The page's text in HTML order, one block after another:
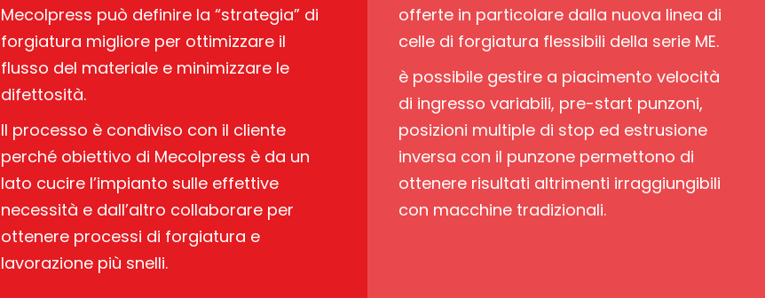
Mecolpress può definire la “strategia” di
forgiatura migliore per ottimizzare il
flusso del materiale e minimizzare le
difettosità.
Il processo è condiviso con il cliente
perché obiettivo di Mecolpress è da un
lato cucire l’impianto sulle effettive
necessità e dall’altro collaborare per
ottenere processi di forgiatura e
lavorazione più snelli.
offerte in particolare dalla nuova linea di
celle di forgiatura flessibili della serie ME.
è possibile gestire a piacimento velocità
di ingresso variabili, pre-start punzoni,
posizioni multiple di stop ed estrusione
inversa con il punzone permettono di
ottenere risultati altrimenti irraggiungibili
con macchine tradizionali.